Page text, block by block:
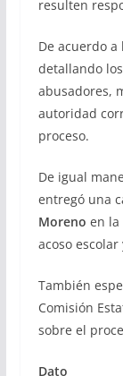
resulten
De acuerdo
detallando
abusadores,
autoridad
proceso.
De igual
entregó una
Moreno en la
acoso
También
Comisión
sobre el
Dato